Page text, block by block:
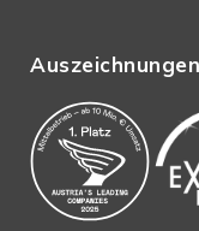
Auszeichnungen